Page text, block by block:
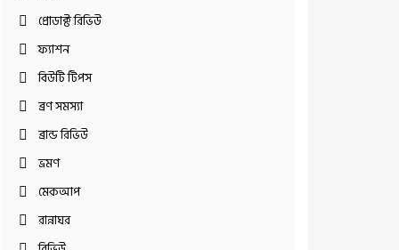
প্রোডাক্ট রিভিউ
ফ্যাশন
বিউটি টিপস
ব্রণ সমস্যা
ব্রান্ড রিভিউ
ভ্রমণ
মেকআপ
রান্নাঘর